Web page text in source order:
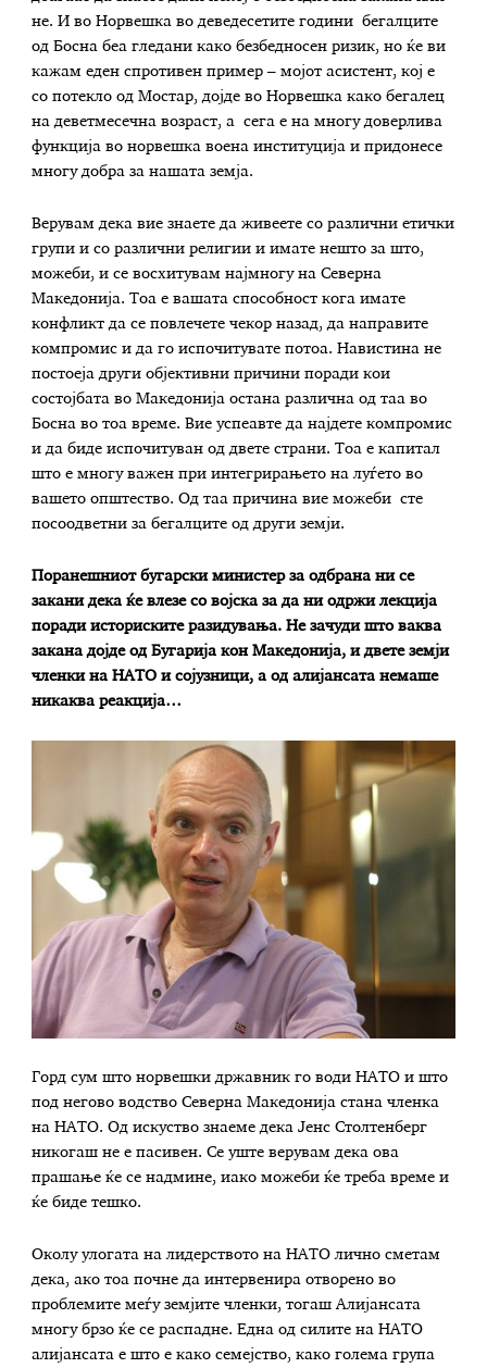
не. И во Норвешка во деведесетите години бегалците
од Босна беа гледани како безбедносен ризик, но ќе ви
кажам еден спротивен пример – мојот асистент, кој е
со потекло од Мостар, дојде во Норвешка како бегалец
на деветмесечна возраст, а сега е на многу доверлива
функција во норвешка воена институција и придонесе
многу добра за нашата земја.
Верувам дека вие знаете да живеете со различни етички
групи и со различни религии и имате нешто за што,
можеби, и се восхитувам најмногу на Северна
Македонија. Тоа е вашата способност кога имате
конфликт да се повлечете чекор назад, да направите
компромис и да го испочитувате потоа. Навистина не
постоеја други објективни причини поради кои
состојбата во Македонија остана различна од таа во
Босна во тоа време. Вие успеавте да најдете компромис
и да биде испочитуван од двете страни. Тоа е капитал
што е многу важен при интегрирањето на луѓето во
вашето општество. Од таа причина вие можеби сте
посоодветни за бегалците од други земји.
Поранешниот бугарски министер за одбрана ни се
закани дека ќе влезе со војска за да ни одржи лекција
поради историските разидувања. Не зачуди што ваква
закана дојде од Бугарија кон Македонија, и двете земји
членки на НАТО и сојузници, а од алијансата немаше
никаква реакција…
Горд сум што норвешки државник го води НАТО и што
под негово водство Северна Македонија стана членка
на НАТО. Од искуство знаеме дека Јенс Столтенберг
никогаш не е пасивен. Се уште верувам дека ова
прашање ќе се надмине, иако можеби ќе треба време и
ќе биде тешко.
Околу улогата на лидерството на НАТО лично сметам
дека, ако тоа почне да интервенира отворено во
проблемите меѓу земјите членки, тогаш Алијансата
многу брзо ќе се распадне. Една од силите на НАТО
алијансата е што е како семејство, како голема група